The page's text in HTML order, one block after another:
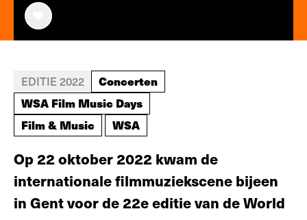
EDITIE 2022
Concerten
WSA Film Music Days
Film & Music
WSA
Op 22 oktober 2022 kwam de
internationale filmmuziekscene bijeen
in Gent voor de 22e editie van de World